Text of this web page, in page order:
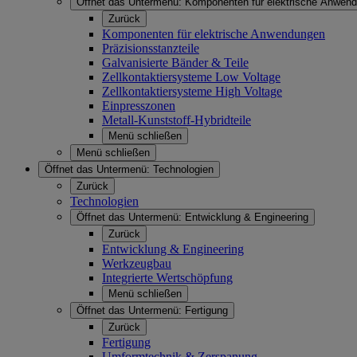
Zurück
Komponenten für elektrische Anwendungen
Präzisionsstanzteile
Galvanisierte Bänder & Teile
Zellkontaktiersysteme Low Voltage
Zellkontaktiersysteme High Voltage
Einpresszonen
Metall-Kunststoff-Hybridteile
Menü schließen
Menü schließen
Öffnet das Untermenü: Technologien
Zurück
Technologien
Öffnet das Untermenü: Entwicklung & Engineering
Zurück
Entwicklung & Engineering
Werkzeugbau
Integrierte Wertschöpfung
Menü schließen
Öffnet das Untermenü: Fertigung
Zurück
Fertigung